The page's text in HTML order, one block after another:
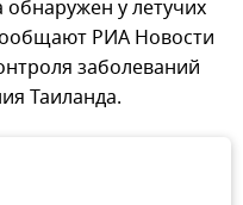
у летучих
РИА Новости
заболеваний
Таиланда.